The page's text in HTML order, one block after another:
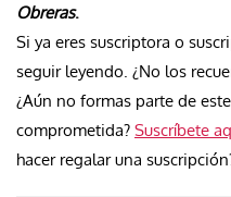
Obreras.
Si ya eres suscriptora o
seguir leyendo. ¿No los
¿Aún no formas parte de
comprometida? Suscríbete
hacer regalar una